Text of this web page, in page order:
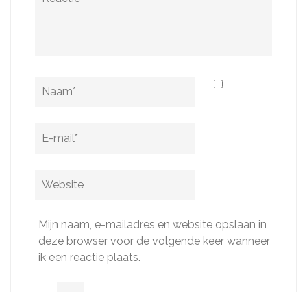
Naam
E-
Website
Mijn naam, e-mailadres en website opslaan in
deze browser voor de volgende keer wanneer
ik een reactie plaats.